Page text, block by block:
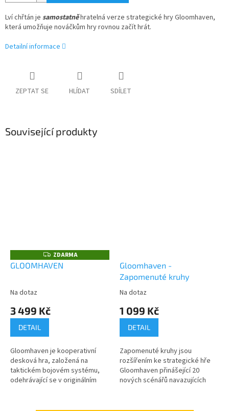
Lví chřtán je samostatněhratelná verze strategické hry Gloomhaven,
která umožňuje nováčkům hry rovnou začít hrát.
Detailní informace
ZEPTAT SE HLÍDAT SDÍLET
Související produkty
Z
D
A
ZDARMA
GLOOMHAVEN
Na dotaz
3 499 Kč
DETAIL
Gloomhaven je kooperativní
desková hra, založená na
taktickém bojovém systému,
odehrávající se v originálním
Gloomhaven -
Zapomenuté kruhy
Na dotaz
1 099 Kč
DETAIL
Zapomenuté kruhy jsou
rozšířením ke strategické hře
Gloomhaven přinášející 20
nových scénářů navazujících